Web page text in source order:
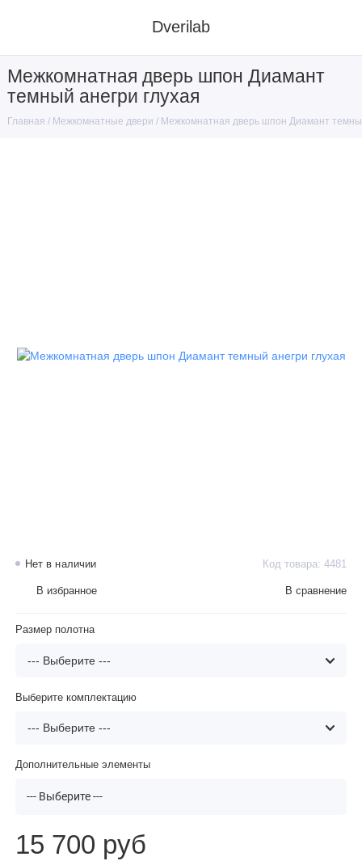
Dverilab
Межкомнатная дверь шпон Диамант
темный анегри глухая
Главная Межкомнатные двери Межкомнатная дверь шпон Диамант
Нет в наличии Код товара: 4481
В избранное В сравнение
Размер полотна
Выберите комплектацию
Дополнительные элементы
--- Выберите ---
15 700 руб